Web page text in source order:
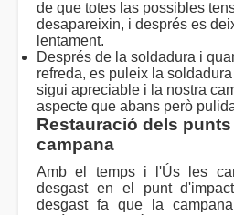
de que totes las possibles
desapareixin, i després es
lentament.
Després de la soldadura i
refreda, es puleix la
sigui apreciable i la nostra
aspecte que abans però
Restauració dels
campana
Amb el temps i l'Ús les
desgast en el punt
desgast fa que la